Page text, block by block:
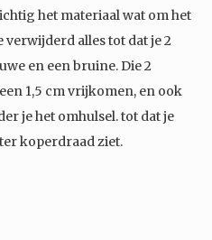
het materiaal wat om het
verwijderd alles tot dat je 2
en een bruine. Die 2
1,5 cm vrijkomen, en ook
je het omhulsel. tot dat je
koperdraad ziet.